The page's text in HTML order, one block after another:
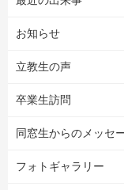
お知らせ
立教生の声
卒業生訪問
同窓生からのメッセ
フォトギャラリー